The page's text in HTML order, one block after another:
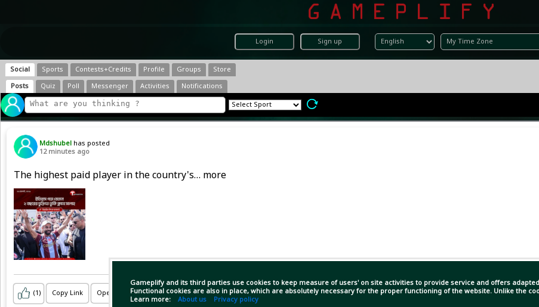
Login Sign up
Gameplify and its third parties use cookies to keep measure of users' on site activities to provide service and offers
Functional cookies are also in place, which are absolutely necessary for the proper functioning of the website. Unlike the
Learn more: About us Privacy policy
Social Sports Contests+Credits Profile Groups
Store
Posts
Quiz Poll Messenger Activities Notifications
Mdshubel has posted
12 minutes ago
The highest paid player in the country's… more
(1) Copy Link Open